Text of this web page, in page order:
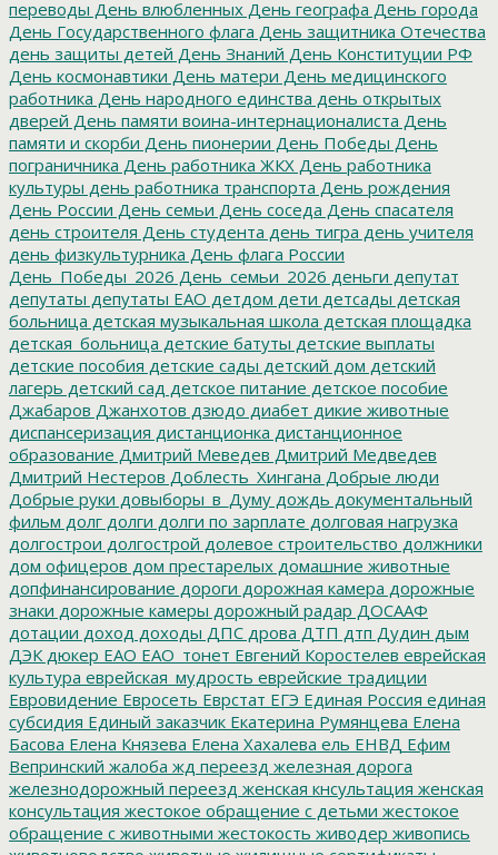
переводы День влюбленных День географа День города
День Государственного флага День защитника Отечества
день защиты детей День Знаний День Конституции РФ
День космонавтики День матери День медицинского
работника День народного единства день открытых
дверей День памяти воина-интернационалиста День
памяти и скорби День пионерии День Победы День
пограничника День работника ЖКХ День работника
культуры день работника транспорта День рождения
День России День семьи День соседа День спасателя
день строителя День студента день тигра день учителя
день физкультурника День флага России
День_Победы_2026 День_семьи_2026 деньги депутат
депутаты депутаты ЕАО детдом дети детсады детская
больница детская музыкальная школа детская площадка
детская_больница детские батуты детские выплаты
детские пособия детские сады детский дом детский
лагерь детский сад детское питание детское пособие
Джабаров Джанхотов дзюдо диабет дикие животные
диспансеризация дистанционка дистанционное
образование Дмитрий Меведев Дмитрий Медведев
Дмитрий Нестеров Доблесть_Хингана Добрые люди
Добрые руки довыборы_в_Думу дождь документальный
фильм долг долги долги по зарплате долговая нагрузка
долгострои долгострой долевое строительство должники
дом офицеров дом престарелых домашние животные
допфинансирование дороги дорожная камера дорожные
знаки дорожные камеры дорожный радар ДОСААФ
дотации доход доходы ДПС дрова ДТП дтп Дудин дым
ДЭК дюкер ЕАО ЕАО_тонет Евгений Коростелев еврейская
культура еврейская_мудрость еврейские традиции
Евровидение Евросеть Еврстат ЕГЭ Единая Россия единая
субсидия Единый заказчик Екатерина Румянцева Елена
Басова Елена Князева Елена Хахалева ель ЕНВД Ефим
Вепринский жалоба жд переезд железная дорога
железнодорожный переезд женская кнсультация женская
консультация жестокое обращение с детьми жестокое
обращение с животными жестокость живодер живопись